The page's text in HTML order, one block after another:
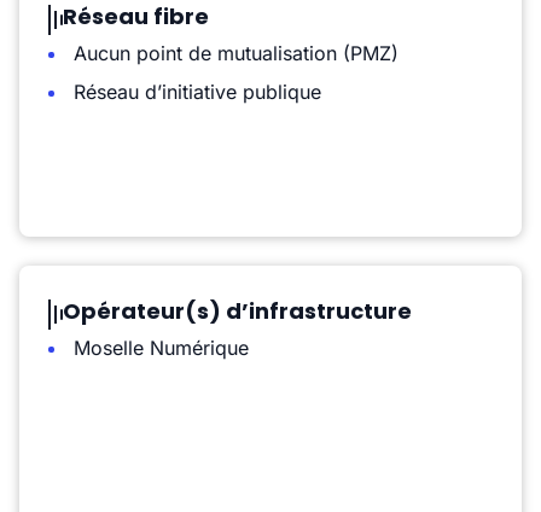
Réseau fibre
Aucun point de mutualisation (PMZ)
Réseau d’initiative publique
Opérateur(s) d’infrastructure
Moselle Numérique